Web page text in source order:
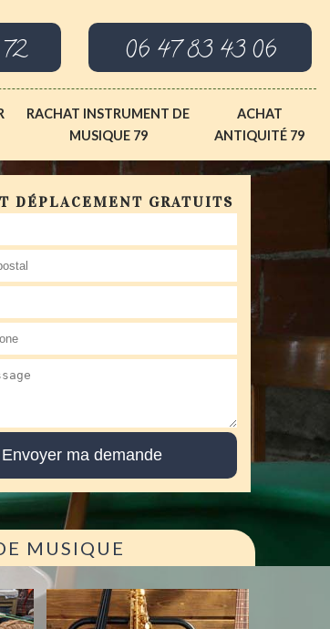
06 47 83 43 06
RACHAT INSTRUMENT DE
MUSIQUE 79
ACHAT
ANTIQUITÉ 79
DÉPLACEMENT GRATUITS
MUSIQUE